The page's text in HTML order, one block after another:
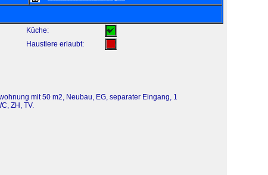
Küche:
Haustiere erlaubt:
mit 50 m2, Neubau, EG, separater Eingang, 1
ZH, TV.